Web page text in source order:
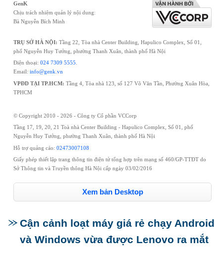
GenK
Chịu trách nhiệm quản lý nội dung:
Bà Nguyễn Bích Minh
TRỤ SỞ HÀ NỘI: Tầng 22, Tòa nhà Center Building, Hapulico Complex, Số 01,
phố Nguyễn Huy Tưởng, phường Thanh Xuân, thành phố Hà Nội
Điện thoại: 024 7309 5555
Email: info@genk.vn
VPĐD TẠI TP.HCM: Tầng 4, Tòa nhà 123, số 127 Võ Văn Tần, Phường Xuân Hòa,
TPHCM
© Copyright 2010 - 2026 - Công ty Cổ phần VCCorp
Tầng 17, 19, 20, 21 Toà nhà Center Building - Hapulico Complex, Số 01, phố
Nguyễn Huy Tưởng, phường Thanh Xuân, thành phố Hà Nội
Hỗ trợ quảng cáo: 02473007108
Giấy phép thiết lập trang thông tin điện tử tổng hợp trên mạng số 460/GP-TTĐT do
Sở Thông tin và Truyền thông Hà Nội cấp ngày 03/02/2016
Xem bản Desktop
Cận cảnh loạt máy giá rẻ chạy Android
và Windows vừa được Lenovo ra mắt